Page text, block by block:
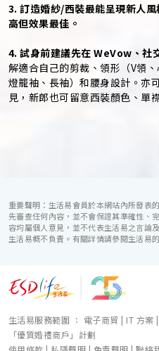
3. 訂造婚紗/西裝最能呈現新人
高但效果最佳。
4. 試身前建議先在 WeVow、社
解適合自己的剪裁、領形（V領
燈籠袖、長袖）和腰身設計。亦
見，新郎也可留意西裝顏色、單
重要聲明：生活易會員於本網站內所發表
先審查任何內容，並不會保證其準確性、
容均屬個人意見，並不代表生活易之言論
生活易概不負責。有關詳情請參閱生活易
生活易服務範圍 ： 電子商貿 | IT 方案 |
「優質婚禮商戶」計劃